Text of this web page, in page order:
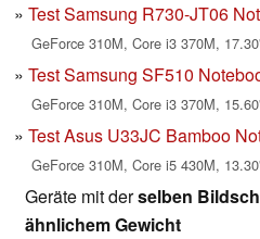
Test Samsung R730-JT06
GeForce 310M, Core i3 370M,
Test Samsung SF510
GeForce 310M, Core i3 370M,
Test Asus U33JC Bamboo
GeForce 310M, Core i5 430M,
Geräte mit derselben
ähnlichem Gewicht